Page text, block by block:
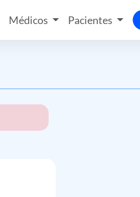
Médicos Pacientes